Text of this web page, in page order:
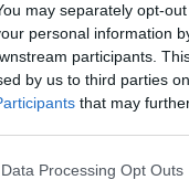
may separately opt-
personal information
participants.
by us to third parties
that may
Processing Opt Outs
των
2021 Byadmin